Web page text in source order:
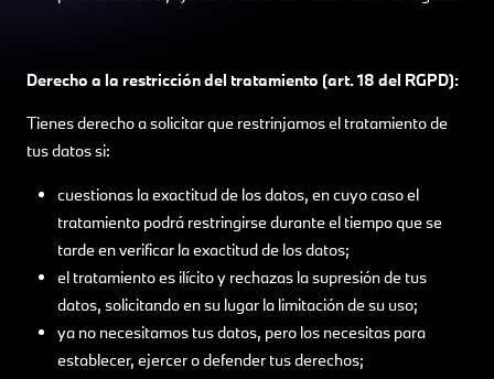
Derecho a la restricción del tratamiento (art. 18 del RGPD):
Tienes derecho a solicitar que restrinjamos el tratamiento de
tus datos si:
cuestionas la exactitud de los datos, en cuyo caso el
tratamiento podrá restringirse durante el tiempo que se
tarde en verificar la exactitud de los datos;
el tratamiento es ilícito y rechazas la supresión de tus
datos, solicitando en su lugar la limitación de su uso;
ya no necesitamos tus datos, pero los necesitas para
establecer, ejercer o defender tus derechos;